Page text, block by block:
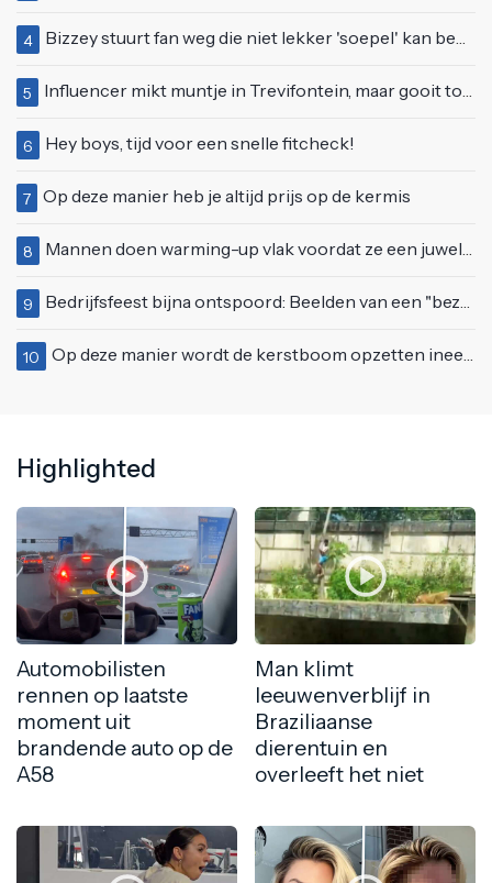
4 Bizzey stuurt fan weg die niet lekker 'soepel' kan bewegen op podium
5 Influencer mikt muntje in Trevifontein, maar gooit toerist bijna knock-out
6 Hey boys, tijd voor een snelle fitcheck!
7 Op deze manier heb je altijd prijs op de kermis
8 Mannen doen warming-up vlak voordat ze een juwelierszaak in Rhenen overvallen
9 Bedrijfsfeest bijna ontspoord: Beelden van een "bezopen Tino Martin" gaan viraal
10 Op deze manier wordt de kerstboom opzetten ineens een stuk leuker
Highlighted
Automobilisten
rennen op laatste
moment uit
brandende auto op de
A58
Man klimt
leeuwenverblijf in
Braziliaanse
dierentuin en
overleeft het niet